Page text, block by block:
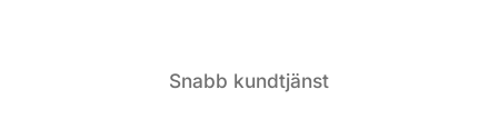
Snabb kundtjänst